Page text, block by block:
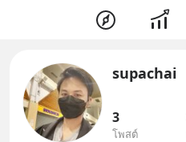
supachai
3
โพสต์